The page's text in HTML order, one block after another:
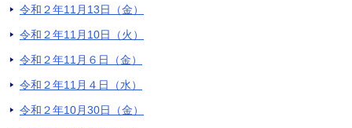
令和２年11月13日（金）
令和２年11月10日（火）
令和２年11月６日（金）
令和２年11月４日（水）
令和２年10月30日（金）